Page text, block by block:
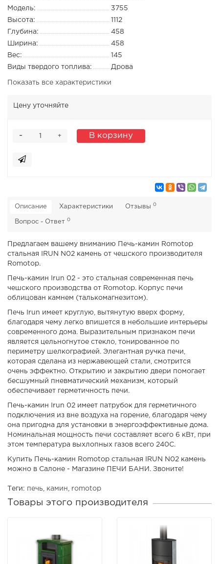
Модель:
3755
Высота:
1112
Глубина:
458
Ширина:
458
Вес:
145
Виды твердого топлива:
Дрова
Показать все характеристики
Цену уточняйте
+
- В корзину
Описание Характеристики Отзывы 0
Вопрос - Ответ 0
Предлагаем вашему вниманию Печь-камин Romotop
стальная IRUN N02 камень от чешского производителя
Romotop.
Печь-камин Irun 02 - это стальная современная печь
чешского производства от Romotop. Корпус печи
облицован камнем (талькомагнезитом).
Печь Irun имеет круглую, вытянутую вверх форму,
благодаря чему легко впишется в небольшие интерьеры
современного дома. Выразительным признаком печи
является цельногнутое стекло, тонированное по
периметру шелкографией. Элегантная ручка печи,
которая сделана из нержавеющей стали, смотрится
очень эффектно. Открытию и закрытию двери помогает
бесшумный пневматический механизм, который
обеспечивает герметичность печи.
Печь-камин Irun 02 имеет патрубок для герметичного
подключения из вне воздуха на горение, благодаря чему
она пригодна для установки в энергоэффективные дома.
Номинальная мощность печи составляет всего 6 кВт, при
этом температура выхлопных газов всего 240С.
Купить Печь-камин Romotop стальная IRUN N02 камень
можно в Салоне - Магазине ПЕЧИ БАНИ. Звоните!
Теги: печь камин romotop
Товары этого производителя